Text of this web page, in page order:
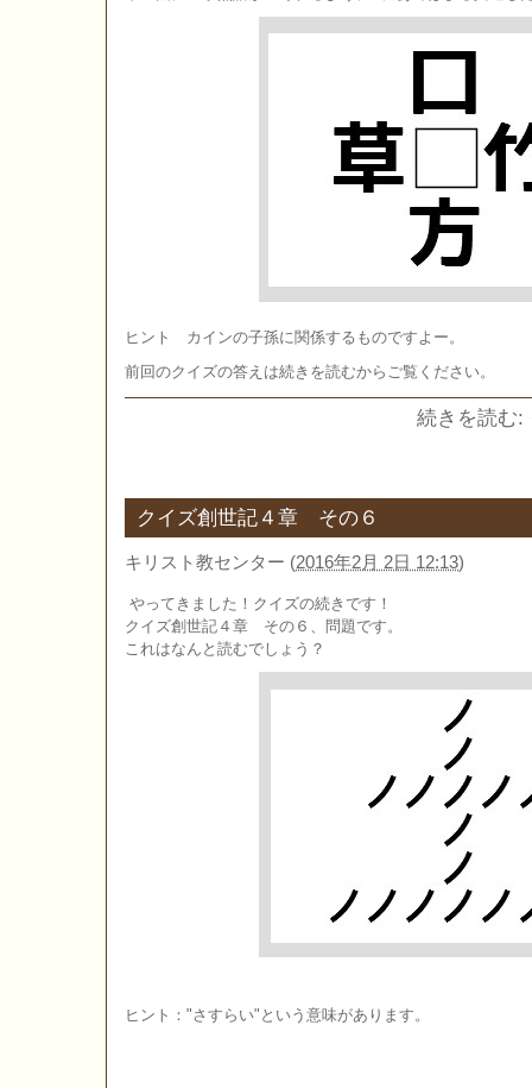
ヒント カインの子孫に関係するものですよー。
前回のクイズの答えは続きを読むからご覧ください。
続きを読む:
クイズ創世記４章 その６
キリスト教センター (2016年2月 2日 12:13)
やってきました！クイズの続きです！
クイズ創世記４章 その６、問題です。
これはなんと読むでしょう？
ヒント："さすらい"という意味があります。